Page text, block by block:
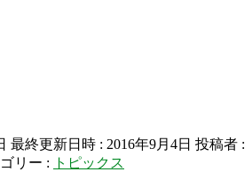
最終更新日時 : 2016年9月4日 投稿者 :
リー : トピックス